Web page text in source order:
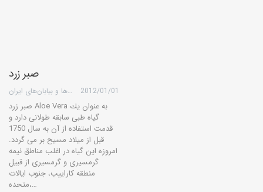
صبر زرد
گروه کویرها و بیابان‌های ایران 2012/01/01
صبر زرد Aloe Vera به عنوان یك
گیاه طبی سابقه طولانی دارد و
قدمت استفاده از آن به سال 1750
قبل از میلاد مسیح بر می گردد.
امروزه این گیاه در اغلب مناطق نیمه
گرمسیری و گرمسیری از قبیل
منطقه كاراییب، جنوب ایالات
متحده،…